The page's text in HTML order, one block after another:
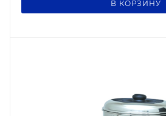
В КОРЗИНУ